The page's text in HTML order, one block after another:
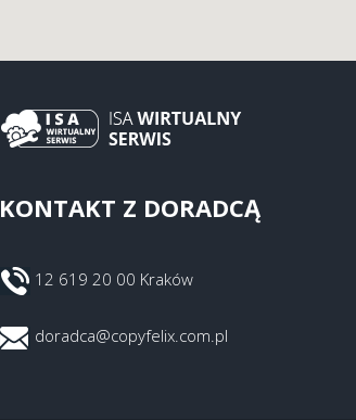
KONTAKT Z DORADCĄ
12 619 20 00 Kraków
doradca@copyfelix.com.pl